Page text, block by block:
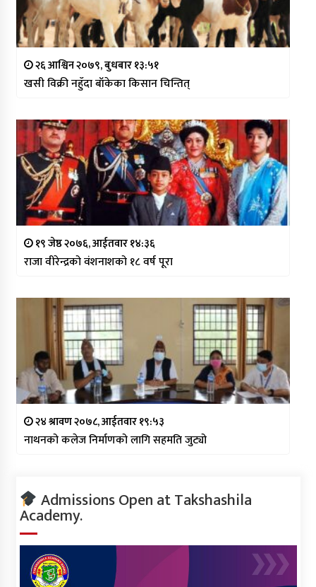
२६ आश्विन २०७९, बुधबार १३:५१
खसी विक्री नहुँदा बाँकेका किसान चिन्तित्
१९ जेष्ठ २०७६, आईतवार १४:३६
राजा वीरेन्द्रको वंशनाशको १८ वर्ष पूरा
२४ श्रावण २०७८, आईतवार १९:५३
नाथनको कलेज निर्माणको लागि सहमति जुट्यो
Admissions Open at Takshashila
Academy.